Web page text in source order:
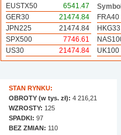
EUSTX50
6541.47
GER30
21474.84
JPN225
21474.84
SPX500
7746.61
US30
21474.84
Symbol
FRA40
HKG33
UK100
STAN RYNKU:
OBROTY (w tys. zł): 4 216,21
WZROSTY: 125
SPADKI: 97
BEZ ZMIAN: 110